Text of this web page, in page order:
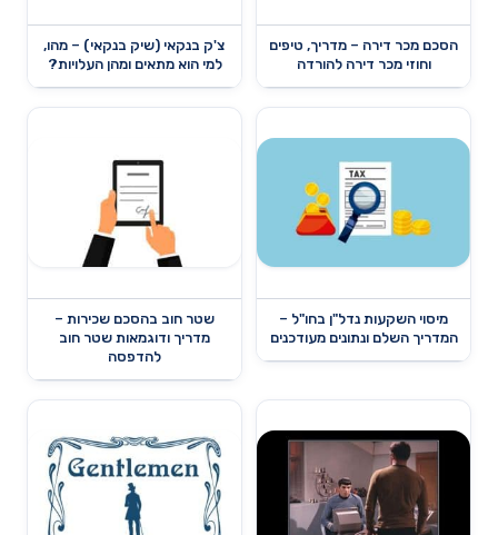
הסכם מכר דירה – מדריך, טיפים
וחוזי מכר דירה להורדה
צ'ק בנקאי (שיק בנקאי) – מהו,
למי הוא מתאים ומהן העלויות?
מיסוי השקעות נדל"ן בחו"ל –
המדריך השלם ונתונים מעודכנים
שטר חוב בהסכם שכירות –
מדריך ודוגמאות שטר חוב
להדפסה